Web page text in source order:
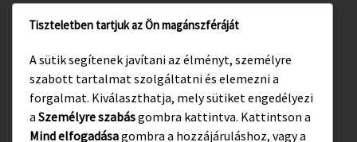
www.visitgyula.com
www.gyulakult.hu
Tiszteletben tartjuk az Ön magánszféráját
A sütik segítenek javítani az élményt, személyre
szabott tartalmat szolgáltatni és elemezni a
forgalmat. Kiválaszthatja, mely sütiket engedélyezi
a Személyre szabásgombra kattintva. Kattintson a
Mind elfogadásagombra a hozzájáruláshoz, vagy a